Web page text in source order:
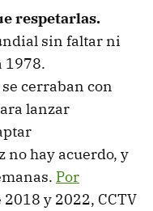
respetarlas.
sin faltar ni
1978.
cerraban con
lanzar
no hay acuerdo, y
Por
y 2022, CCTV